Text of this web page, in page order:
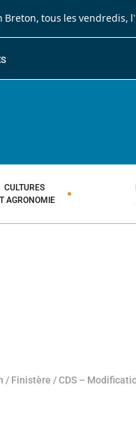
Breton, tous les vendredis,
CULTURES
AGRONOMIE
/ Finistère /CDS –